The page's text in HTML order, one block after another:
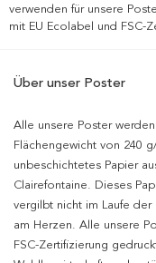
verwenden für unsere
mit EU Ecolabel und FSC-
Über unser Poster
Alle unsere Poster
Flächengewicht von 240
unbeschichtetes Papier
Clairefontaine. Dieses
vergilbt nicht im Laufe
am Herzen. Alle unsere
FSC-Zertifizierung